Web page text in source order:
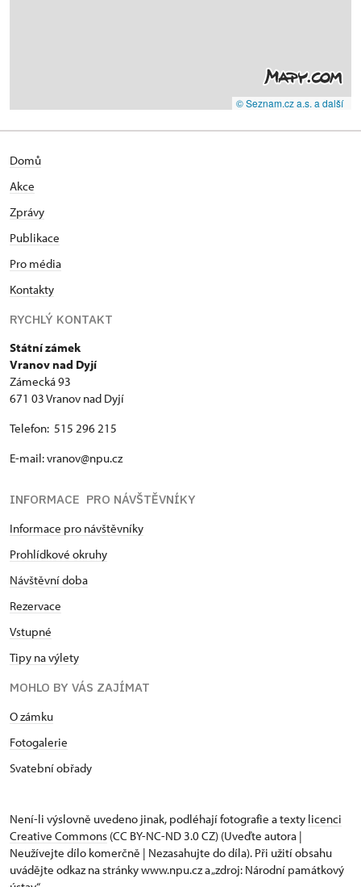
© Seznam.cz a.s. a další
Domů
Akce
Zprávy
Publikace
Pro média
Kontakty
RYCHLÝ KONTAKT
Státní zámek
Vranov nad Dyjí
Zámecká 93
671 03 Vranov nad Dyjí
Telefon: 515 296 215
E-mail: vranov@npu.cz
INFORMACE PRO NÁVŠTĚVNÍKY
Informace pro návštěvníky
Prohlídkové okruhy
Návštěvní doba
Rezervace
Vstupné
Tipy na výlety
MOHLO BY VÁS ZAJÍMAT
O zámku
Fotogalerie
Svatební obřady
Není-li výslovně uvedeno jinak, podléhají fotografie a texty licenci
Creative Commons (CC BY-NC-ND 3.0 CZ) (Uveďte autora |
Neužívejte dílo komerčně | Nezasahujte do díla). Při užití obsahu
uvádějte odkaz na stránky www.npu.cz a „zdroj: Národní památkový